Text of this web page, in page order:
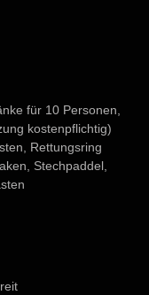
für 10 Personen,
kostenpflichtig)
Rettungsring
Stechpaddel,